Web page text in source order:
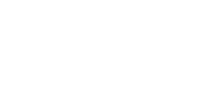
culinaires